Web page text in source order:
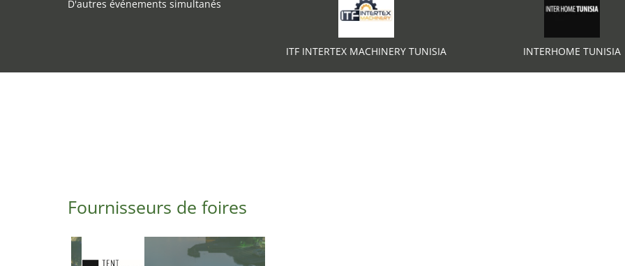
D'autres événements simultanés
ITF INTERTEX MACHINERY TUNISIA INTERHOME TUNISIA
Fournisseurs de foires